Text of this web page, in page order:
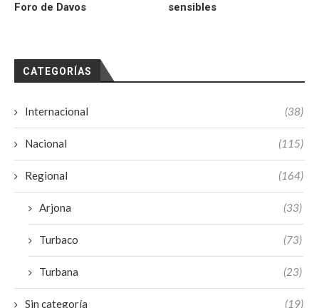
Foro de Davos
sensibles
CATEGORÍAS
Internacional (38)
Nacional (115)
Regional (164)
Arjona (33)
Turbaco (73)
Turbana (23)
Sin categoría (19)